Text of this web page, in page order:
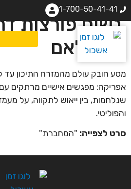
1-700-50-41-41
נשים פורצות
האסלאם
מסע חובק עולם מהמזרח התיכון עד
אפריקה: מפגשים אישיים מרתקים
שנלחמות, בין ייאוש לתקווה, על
והפוליטי.
סרט לצפייה: "המחברת"